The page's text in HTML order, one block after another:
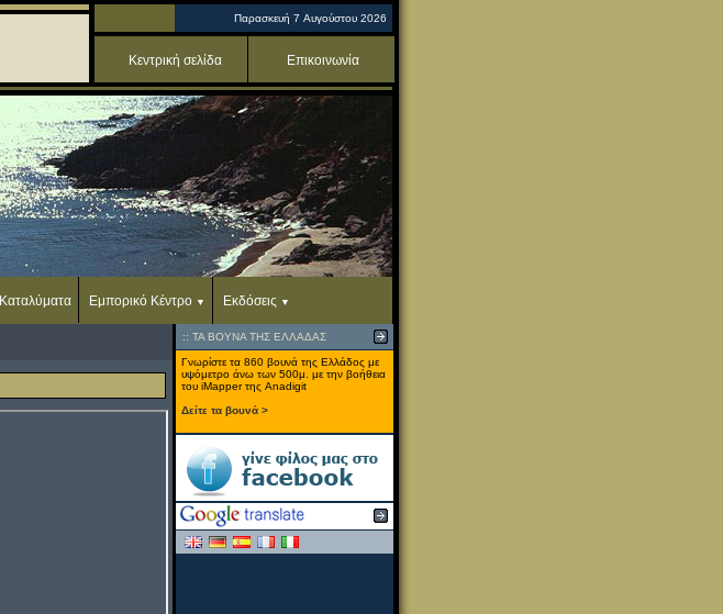
Παρασκευή 7 Αυγούστου 2026
Κεντρική σελίδα Επικοινωνία
Καταλύματα Εμπορικό Κέντρο Εκδόσεις
:: ΤΑ ΒΟΥΝΑ ΤΗΣ ΕΛΛΑΔΑΣ
Γνωρίστε τα 860 βουνά της Ελλάδος με
υψόμετρο άνω των 500μ. με την βοήθεια
του iMapper της Anadigit
Δείτε τα βουνά >